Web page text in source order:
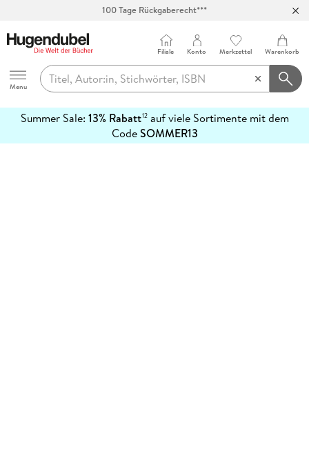
100 Tage Rückgaberecht***
Hugendubel
Menu
Filiale Konto Merkzettel Warenkorb
Summer Sale: 13% Rabatt12auf viele Sortimente mit dem
CodeSOMMER13
erfahren